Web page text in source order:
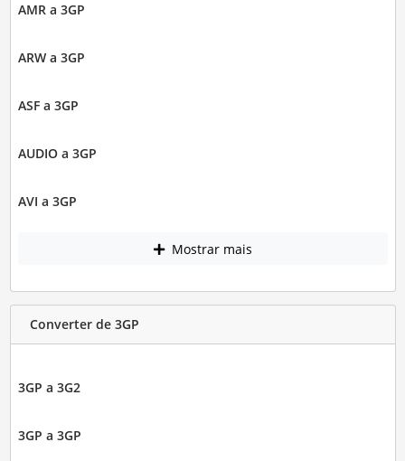
AMR a 3GP
ARW a 3GP
ASF a 3GP
AUDIO a 3GP
AVI a 3GP
Mostrar mais
Converter de 3GP
3GP a 3G2
3GP a 3GP